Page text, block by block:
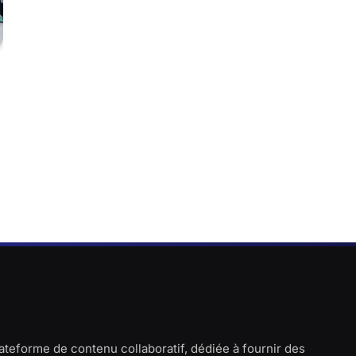
de contenu collaboratif, dédiée à fournir des